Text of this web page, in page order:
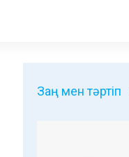
Заң мен тәртіп